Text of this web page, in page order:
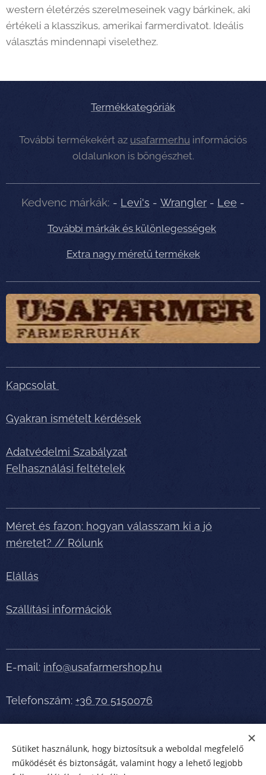
western életérzés szerelmeseinek vagy bárkinek, aki
értékeli a klasszikus, amerikai farmerdivatot. Ideális
választás mindennapi viselethez.
Termékkategóriák
További termékekért az usafarmer.hu információs
oldalunkon is böngészhet.
Kedvenc márkák: - Levi's - Wrangler - Lee -
További márkák és különlegességek
Extra nagy méretű termékek
Kapcsolat
Gyakran ismételt kérdések
Adatvédelmi Szabályzat
Felhasználási feltételek
Méret és fazon: hogyan válasszam ki a jó
méretet? // Rólunk
Elállás
Szállítási információk
E-mail: info@usafarmershop.hu
Telefonszám: +36 70 5150076
Részletes tájékoztatásért, segítségért telefonáljon
bátran!
Sütiket használunk, hogy biztosítsuk a weboldal megfelelő
működését és biztonságát, valamint hogy a lehető legjobb